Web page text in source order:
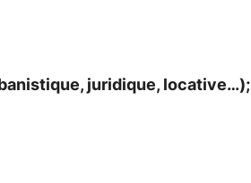
juridique, locative…);